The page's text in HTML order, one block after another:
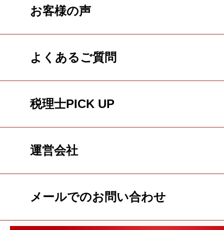
お客様の声
よくあるご質問
税理士PICK UP
運営会社
メールでのお問い合わせ